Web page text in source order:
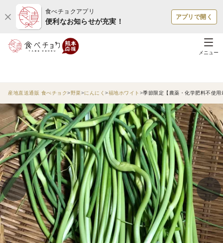
食べチョクアプリ
便利なお知らせが充実！
アプリで開く
メニュー
産地直送通販 食べチョク 野菜 にんにく 福地ホワイト 季節限定【農薬・化学肥料不使